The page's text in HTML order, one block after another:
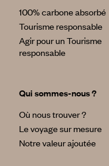
100% carbone absorbé
Tourisme responsable
Agir pour un Tourisme
responsable
Qui sommes-nous ?
Où nous trouver ?
Le voyage sur mesure
Notre valeur ajoutée